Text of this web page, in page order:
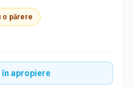
o părere
apropiere